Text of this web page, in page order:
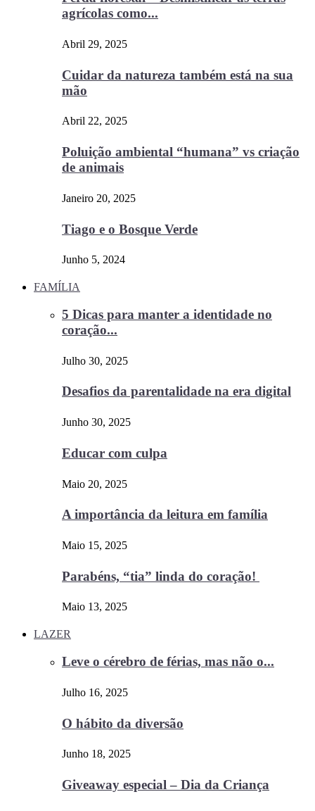
agrícolas como...
Abril 29, 2025
Cuidar da natureza também está na sua
mão
Abril 22, 2025
Poluição ambiental “humana” vs criação
de animais
Janeiro 20, 2025
Tiago e o Bosque Verde
Junho 5, 2024
FAMÍLIA
5 Dicas para manter a identidade no
coração...
Julho 30, 2025
Desafios da parentalidade na era digital
Junho 30, 2025
Educar com culpa
Maio 20, 2025
A importância da leitura em família
Maio 15, 2025
Parabéns, “tia” linda do coração!
Maio 13, 2025
LAZER
Leve o cérebro de férias, mas não o...
Julho 16, 2025
O hábito da diversão
Junho 18, 2025
Giveaway especial – Dia da Criança